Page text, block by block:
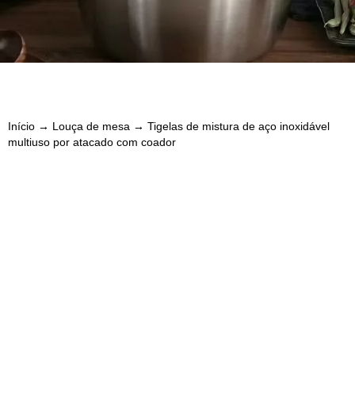
Início → Louça de mesa → Tigelas de mistura de aço inoxidável
multiuso por atacado com coador